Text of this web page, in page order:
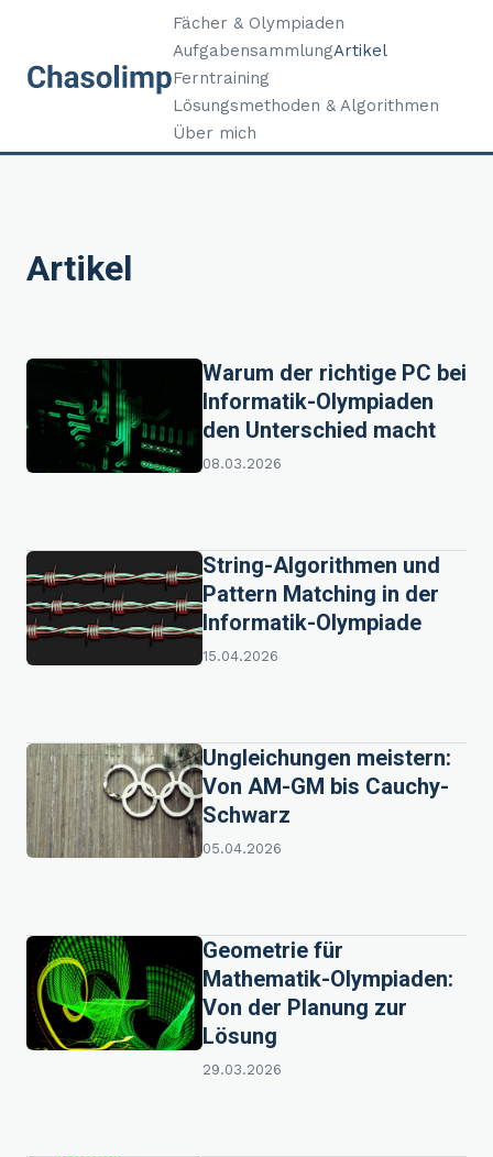
Fächer & Olympiaden
AufgabensammlungArtikel
Ferntraining
Lösungsmethoden & Algorithmen
Über mich
Artikel
Warum der richtige PC bei
Informatik-Olympiaden
den Unterschied macht
08.03.2026
String-Algorithmen und
Pattern Matching in der
Informatik-Olympiade
15.04.2026
Ungleichungen meistern:
Von AM-GM bis Cauchy-
Schwarz
05.04.2026
Geometrie für
Mathematik-Olympiaden:
Von der Planung zur
Lösung
29.03.2026